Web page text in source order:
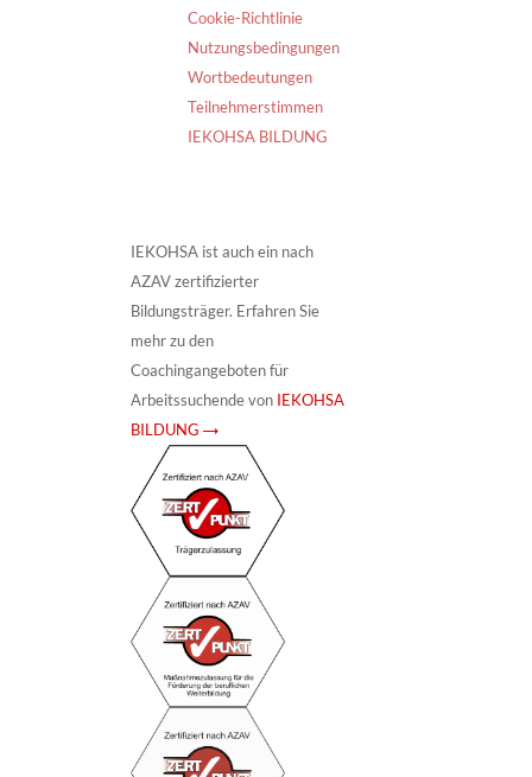
Cookie-Richtlinie
Nutzungsbedingungen
Wortbedeutungen
Teilnehmerstimmen
IEKOHSA BILDUNG
IEKOHSA ist auch ein nach
AZAV zertifizierter
Bildungsträger. Erfahren Sie
mehr zu den
Coachingangeboten für
Arbeitssuchende von IEKOHSA
BILDUNG →